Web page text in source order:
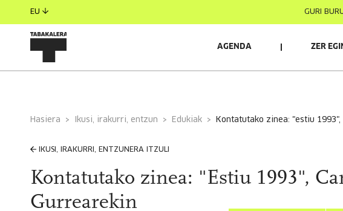
EU GURI
AGENDA ZER
Hasiera Ikusi, irakurri, entzun Edukiak kontatutako zinea: "estiu
IKUSI, IRAKURRI, ENTZUNERA ITZULI
Kontatutako zinea: "Estiu 1993",
Gurrearekin